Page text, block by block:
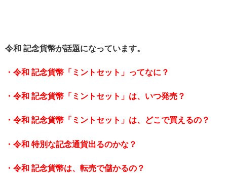
令和 記念貨幣が話題になっています。
・令和 記念貨幣「ミントセット」ってなに？
・令和 記念貨幣「ミントセット」は、いつ発売？
・令和 記念貨幣「ミントセット」は、どこで買えるの？
・令和 特別な記念通貨出るのかな？
・令和 記念貨幣は、転売で儲かるの？